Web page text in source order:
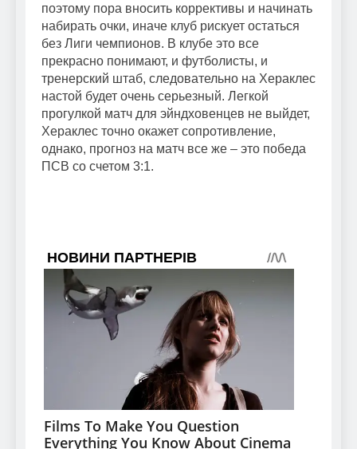
поэтому пора вносить коррективы и начинать
набирать очки, иначе клуб рискует остаться
без Лиги чемпионов. В клубе это все
прекрасно понимают, и футболисты, и
тренерский штаб, следовательно на Хераклес
настой будет очень серьезный. Легкой
прогулкой матч для эйндховенцев не выйдет,
Хераклес точно окажет сопротивление,
однако, прогноз на матч все же – это победа
ПСВ со счетом 3:1.